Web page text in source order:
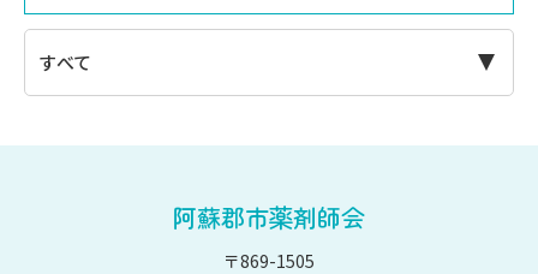
阿蘇郡市薬剤師会
〒869-1505